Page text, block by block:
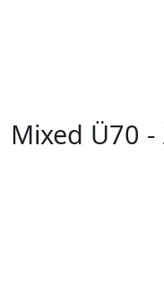
Mixed Ü70 -